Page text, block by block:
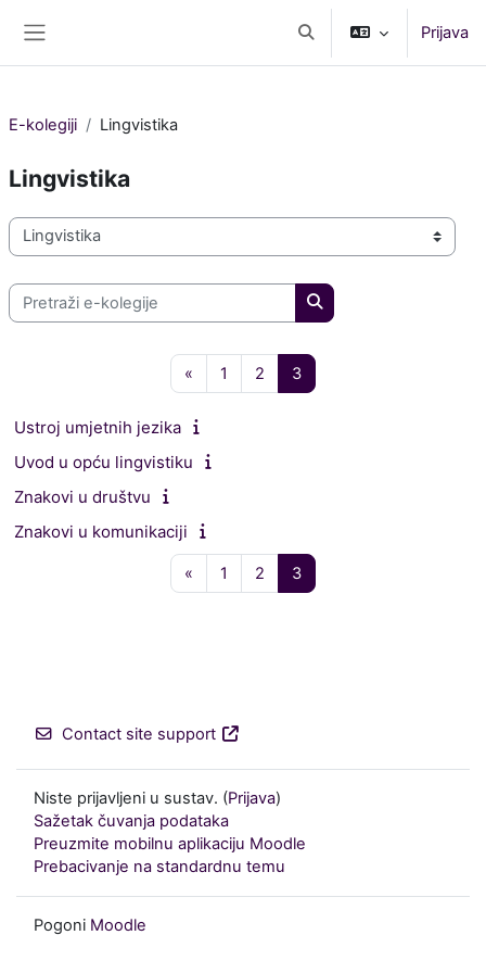
Toggle search inputPrijava
E-kolegiji Lingvistika
Lingvistika
Popis e-kolegija
Pretraži e-kolegije
Pretraži e-kolegije
« Prethodna stranica
1 Stranica 1
2 Stranica 2
3Stranica 3
Ustroj umjetnih jezika
Uvod u opću lingvistiku
Znakovi u društvu
Znakovi u komunikaciji
« Prethodna stranica
1 Stranica 1
2 Stranica 2
3Stranica 3
Contact site support
Niste prijavljeni u sustav. (Prijava)
Sažetak čuvanja podataka
Preuzmite mobilnu aplikaciju Moodle
Prebacivanje na standardnu temu
Pogoni Moodle